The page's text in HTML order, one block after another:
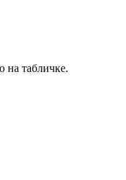
на табличке.